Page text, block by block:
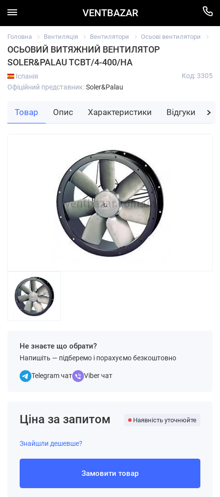
VENTBAZAR
Головна Вентиляція Вентилятори Осьові вентилятори
ОСЬОВИЙ ВИТЯЖНИЙ ВЕНТИЛЯТОР
SOLER&PALAU TCBT/4-400/HA
Іспанія
Офіційний представник:Soler&Palau
Код: 3305
Не знаєте що обрати?
Напишіть — підберемо і порахуємо безкоштовно
Telegram чат Viber чат
Ціна за запитом Наявність уточнюйте
Знайшли дешевше?
Замовити товар
Товар Опис Характеристики Відгуки